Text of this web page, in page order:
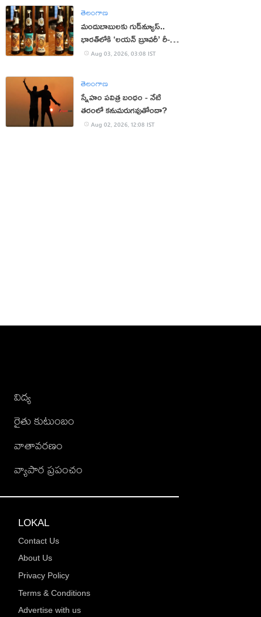
తెలంగాణ
మందుబాబులకు గుడ్‌న్యూస్..
భారత్‌లోకి ‘లయన్ బ్రూవరీ’ రీ-
ఎంట్రీAug 03, 2026, 03:08 IST
తెలంగాణ
స్నేహం పవిత్ర బంధం - నేటి
తరంలో కనుమరుగవుతోందా?
Aug 02, 2026, 12:08 IST
విద్య
రైతు కుటుంబం
వాతావరణం
వ్యాపార ప్రపంచం
LOKAL
Contact Us
About Us
Privacy Policy
Terms & Conditions
Advertise with us